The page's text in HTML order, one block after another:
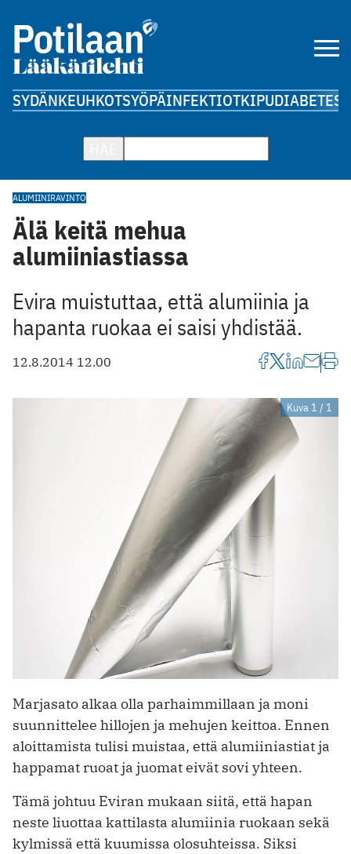
SYDÄNKEUHKOTSYÖPÄINFEKTIOTKIPUDIABETES
ALUMIINIRAVINTO
Älä keitä mehua
alumiiniastiassa
Evira muistuttaa, että alumiinia ja
hapanta ruokaa ei saisi yhdistää.
12.8.2014 12.00
Kuva 1 / 1
Marjasato alkaa olla parhaimmillaan ja moni
suunnittelee hillojen ja mehujen keittoa. Ennen
aloittamista tulisi muistaa, että alumiiniastiat ja
happamat ruoat ja juomat eivät sovi yhteen.
Tämä johtuu Eviran mukaan siitä, että hapan
neste liuottaa kattilasta alumiinia ruokaan sekä
kylmissä että kuumissa olosuhteissa. Siksi